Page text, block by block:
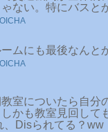
ゃない。特にバスと
ムにも最後なんと
室についたら自分
かも教室見回して
Disられてる？ww